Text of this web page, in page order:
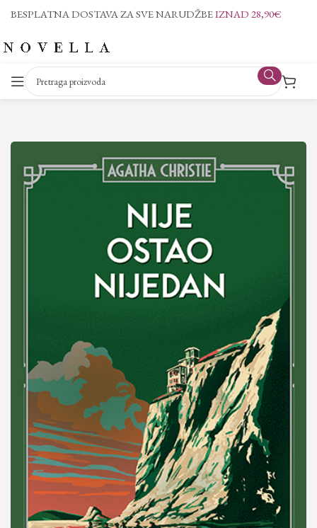
BESPLATNA DOSTAVA ZA SVE NARUDŽBEIZNAD 28,90€